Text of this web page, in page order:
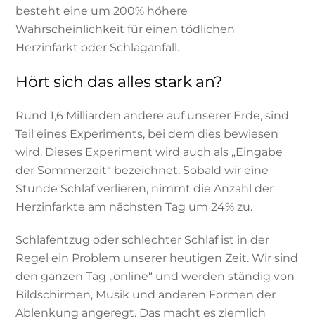
besteht eine um 200% höhere
Wahrscheinlichkeit für einen tödlichen
Herzinfarkt oder Schlaganfall.
Hört sich das alles stark an?
Rund 1,6 Milliarden andere auf unserer Erde, sind
Teil eines Experiments, bei dem dies bewiesen
wird. Dieses Experiment wird auch als „Eingabe
der Sommerzeit“ bezeichnet. Sobald wir eine
Stunde Schlaf verlieren, nimmt die Anzahl der
Herzinfarkte am nächsten Tag um 24% zu.
Schlafentzug oder schlechter Schlaf ist in der
Regel ein Problem unserer heutigen Zeit. Wir sind
den ganzen Tag „online“ und werden ständig von
Bildschirmen, Musik und anderen Formen der
Ablenkung angeregt. Das macht es ziemlich